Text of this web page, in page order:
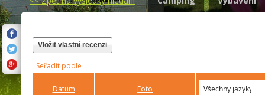
Vložit vlastní recenzi
Seřadit podle
Datum Foto